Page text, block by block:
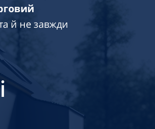
й не завжди